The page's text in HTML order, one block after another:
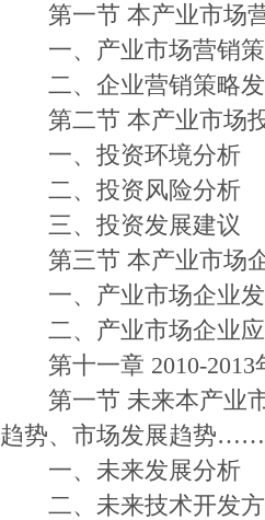
第一节 本产业市场
一、产业市场营销策
二、企业营销策略发
第二节 本产业市场
一、投资环境分析
二、投资风险分析
三、投资发展建议
第三节 本产业市场企
一、产业市场企业发
二、产业市场企业应
第十一章 2010-2013
第一节 未来本产业市
趋势、市场发展趋势
一、未来发展分析
二、未来技术开发